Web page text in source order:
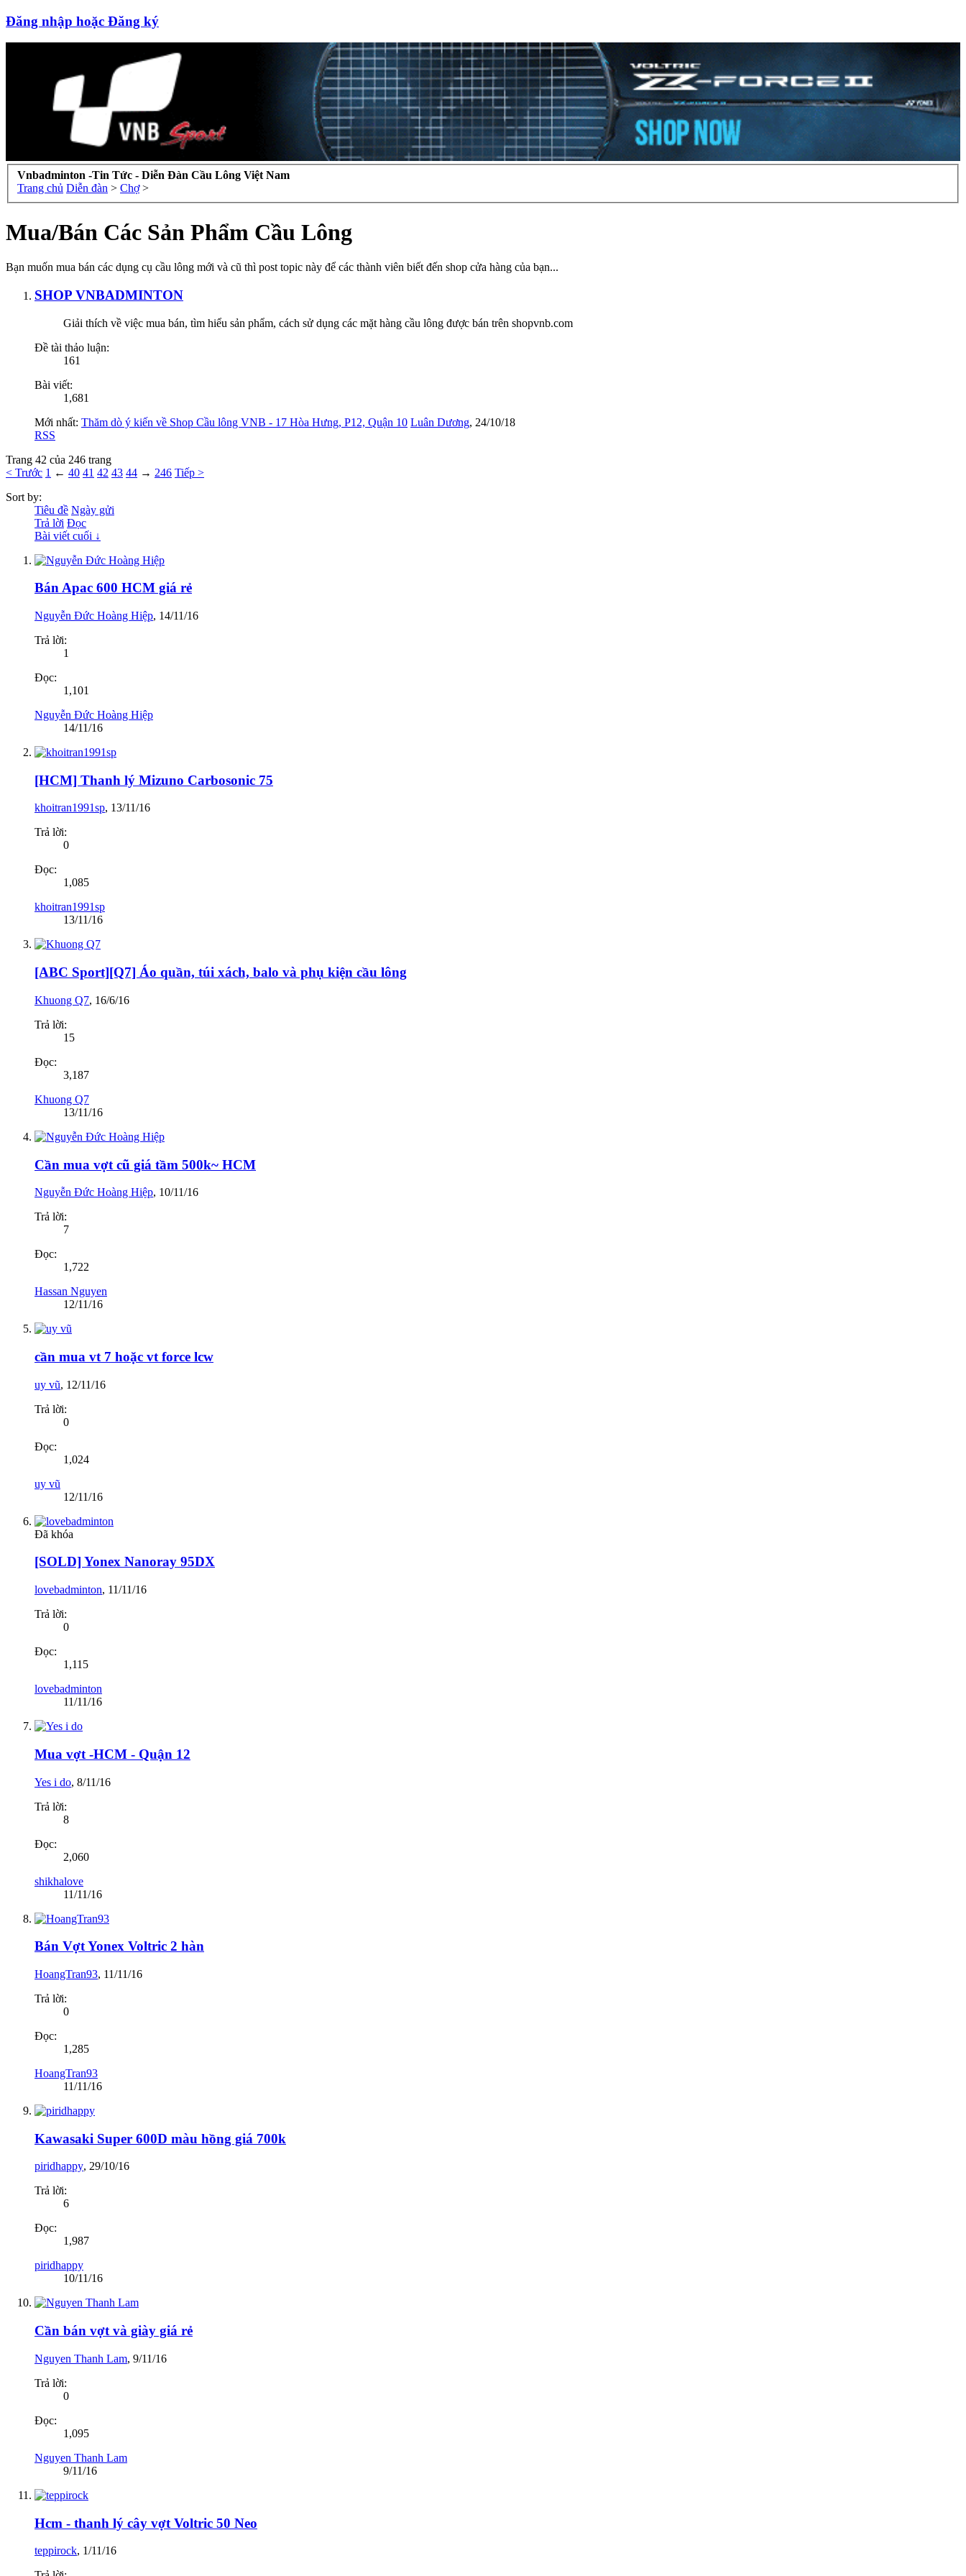
Đăng nhập hoặc Đăng ký
Vnbadminton -Tin Tức - Diễn Đàn Cầu Lông Việt Nam
Trang chủ Diễn đàn > Chợ >
Mua/Bán Các Sản Phẩm Cầu Lông
Bạn muốn mua bán các dụng cụ cầu lông mới và cũ thì post topic này để các thành viên biết đến shop cửa hàng của bạn...
SHOP VNBADMINTON
Giải thích về việc mua bán, tìm hiểu sản phẩm, cách sử dụng các mặt hàng cầu lông được bán trên shopvnb.com
Đề tài thảo luận:
161
Bài viết:
1,681
Mới nhất: Thăm dò ý kiến về Shop Cầu lông VNB - 17 Hòa Hưng, P12, Quận 10 Luân Dương, 24/10/18
RSS
Trang 42 của 246 trang
< Trước 1 ← 40 41 42 43 44 → 246 Tiếp >
Sort by:
Tiêu đề Ngày gửi
Trả lời Đọc
Bài viết cuối ↓
Bán Apac 600 HCM giá rẻ
Nguyễn Đức Hoàng Hiệp, 14/11/16
Trả lời:
1
Đọc:
1,101
Nguyễn Đức Hoàng Hiệp
14/11/16
[HCM] Thanh lý Mizuno Carbosonic 75
khoitran1991sp, 13/11/16
Trả lời:
0
Đọc:
1,085
khoitran1991sp
13/11/16
[ABC Sport][Q7] Áo quần, túi xách, balo và phụ kiện cầu lông
Khuong Q7, 16/6/16
Trả lời:
15
Đọc:
3,187
Khuong Q7
13/11/16
Cần mua vợt cũ giá tầm 500k~ HCM
Nguyễn Đức Hoàng Hiệp, 10/11/16
Trả lời:
7
Đọc:
1,722
Hassan Nguyen
12/11/16
cần mua vt 7 hoặc vt force lcw
uy vũ, 12/11/16
Trả lời:
0
Đọc:
1,024
uy vũ
12/11/16
Đã khóa
[SOLD] Yonex Nanoray 95DX
lovebadminton, 11/11/16
Trả lời:
0
Đọc:
1,115
lovebadminton
11/11/16
Mua vợt -HCM - Quận 12
Yes i do, 8/11/16
Trả lời:
8
Đọc:
2,060
shikhalove
11/11/16
Bán Vợt Yonex Voltric 2 hàn
HoangTran93, 11/11/16
Trả lời:
0
Đọc:
1,285
HoangTran93
11/11/16
Kawasaki Super 600D màu hồng giá 700k
piridhappy, 29/10/16
Trả lời:
6
Đọc:
1,987
piridhappy
10/11/16
Cần bán vợt và giày giá rẻ
Nguyen Thanh Lam, 9/11/16
Trả lời:
0
Đọc:
1,095
Nguyen Thanh Lam
9/11/16
Hcm - thanh lý cây vợt Voltric 50 Neo
teppirock, 1/11/16